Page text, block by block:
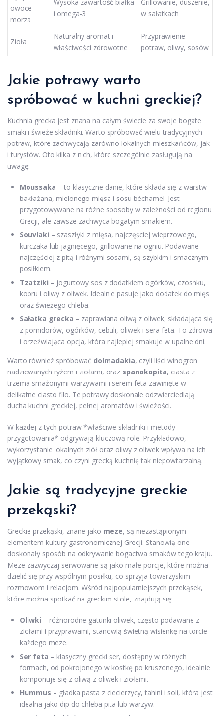
owoce
morza
Wysoka zawartość białka
i omega-3
Grillowanie, duszenie,
w sałatkach
Zioła
Naturalny aromat i
właściwości zdrowotne
Przyprawienie
potraw, oliwy, sosów
Jakie potrawy warto
spróbować w kuchni greckiej?
Kuchnia grecka jest znana na całym świecie za swoje bogate
smaki i świeże składniki. Warto spróbować wielu tradycyjnych
potraw, które zachwycają zarówno lokalnych mieszkańców, jak
i turystów. Oto kilka z nich, które szczególnie zasługują na
uwagę:
Moussaka – to klasyczne danie, które składa się z warstw
bakłażana, mielonego mięsa i sosu béchamel. Jest
przygotowywane na różne sposoby w zależności od regionu
Grecji, ale zawsze zachwyca bogatym smakiem.
Souvlaki – szaszłyki z mięsa, najczęściej wieprzowego,
kurczaka lub jagnięcego, grillowane na ogniu. Podawane
najczęściej z pitą i różnymi sosami, są szybkim i smacznym
posiłkiem.
Tzatziki – jogurtowy sos z dodatkiem ogórków, czosnku,
kopru i oliwy z oliwek. Idealnie pasuje jako dodatek do mięs
oraz świeżego chleba.
Sałatka grecka – zaprawiana oliwą z oliwek, składająca się
z pomidorów, ogórków, cebuli, oliwek i sera feta. To zdrowa
i orzeźwiająca opcja, która najlepiej smakuje w upalne dni.
Warto również spróbować dolmadakia, czyli liści winogron
nadziewanych ryżem i ziołami, oraz spanakopita, ciasta z
trzema smażonymi warzywami i serem feta zawinięte w
delikatne ciasto filo. Te potrawy doskonale odzwierciedlają
ducha kuchni greckiej, pełnej aromatów i świeżości.
W każdej z tych potraw *właściwe składniki i metody
przygotowania* odgrywają kluczową rolę. Przykładowo,
wykorzystanie lokalnych ziół oraz oliwy z oliwek wpływa na ich
wyjątkowy smak, co czyni grecką kuchnię tak niepowtarzalną.
Jakie są tradycyjne greckie
przekąski?
Greckie przekąski, znane jako meze, są niezastąpionym
elementem kultury gastronomicznej Grecji. Stanowią one
doskonały sposób na odkrywanie bogactwa smaków tego kraju.
Meze zazwyczaj serwowane są jako małe porcje, które można
dzielić się przy wspólnym posiłku, co sprzyja towarzyskim
rozmowom i relacjom. Wśród najpopularniejszych przekąsek,
które można spotkać na greckim stole, znajdują się:
Oliwki – różnorodne gatunki oliwek, często podawane z
ziołami i przyprawami, stanowią świetną wisienkę na torcie
każdego meze.
Ser feta – klasyczny grecki ser, dostępny w różnych
formach, od pokrojonego w kostkę po kruszonego, idealnie
komponuje się z oliwą z oliwek i ziołami.
Hummus – gładka pasta z ciecierzycy, tahini i soli, która jest
idealna jako dip do chleba pita lub warzyw.